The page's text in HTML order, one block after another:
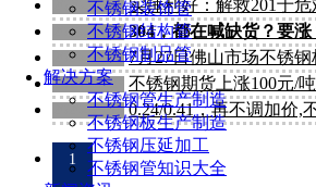
不锈钢装饰管
不锈钢结构管
不锈钢制品管
解决方案
不锈钢管生产制造
不锈钢板生产制造
不锈钢压延加工
不锈钢管知识大全
2020-08-12 实锤利好：解救201于
2019-12-17 304，都在喊缺货？要涨
2020-07-27 7月27日佛山市场不锈
2020-07-27 不锈钢期货上涨100元/
2020-05-14 0.24/0.41，再不调加价,
1